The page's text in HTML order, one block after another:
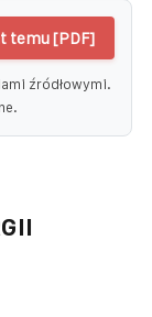
temu [PDF]
źródłowymi.